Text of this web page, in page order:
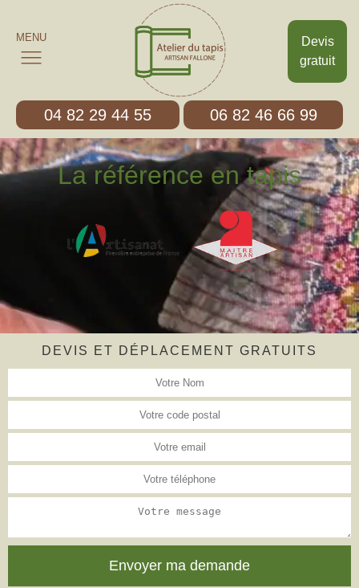
Devis
gratuit
MENU
04 82 29 44 55 06 82 46 66 99
La référence en tapis
DEVIS ET DÉPLACEMENT GRATUITS